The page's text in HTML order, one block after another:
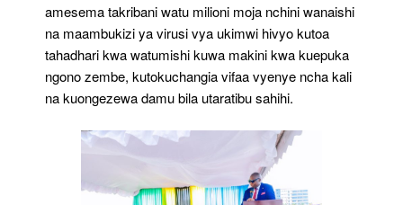
amesema takribani watu milioni moja nchini wanaishi
na maambukizi ya virusi vya ukimwi hivyo kutoa
tahadhari kwa watumishi kuwa makini kwa kuepuka
ngono zembe, kutokuchangia vifaa vyenye ncha kali
na kuongezewa damu bila utaratibu sahihi.